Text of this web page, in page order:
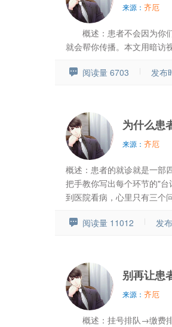
来源： 齐厄
概述：患者不会因为你
就会帮你传播。本文用暗访
阅读量 6703 发布
为什么
来源： 齐厄
概述：患者的就诊就是一部
把手教你写出每个环节的"
到医院看病，心里只有三
阅读量 11012 发
别再让患
来源： 齐厄
概述：挂号排队→缴费